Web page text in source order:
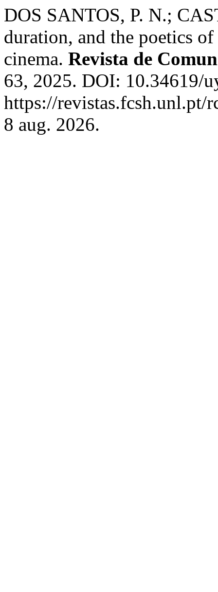
DOS SANTOS, P. N.;
duration, and the poetics
cinema. Revista de
63, 2025. DOI: 10.34619/
https://revistas.fcsh.unl.pt/
8 aug. 2026.